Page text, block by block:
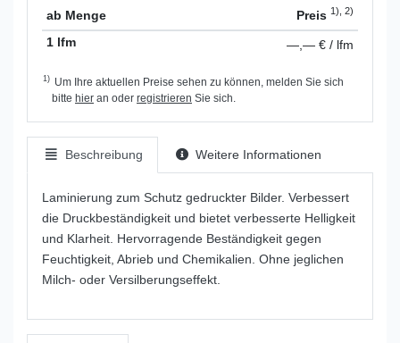
ab Menge Preis1), 2)
1 lfm —,— € / lfm
1) Um Ihre aktuellen Preise sehen zu können, melden Sie sich
bitte hier an oder registrieren Sie sich.
Beschreibung Weitere Informationen
Laminierung zum Schutz gedruckter Bilder. Verbessert
die Druckbeständigkeit und bietet verbesserte Helligkeit
und Klarheit. Hervorragende Beständigkeit gegen
Feuchtigkeit, Abrieb und Chemikalien. Ohne jeglichen
Milch- oder Versilberungseffekt.